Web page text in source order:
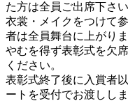
た方は全員ご出席下さい
衣裳・メイクをつけて
者は全員舞台に上がりま
やむを得ず表彰式を欠
ください。
表彰式終了後に入賞者
ートを受付でお渡ししま